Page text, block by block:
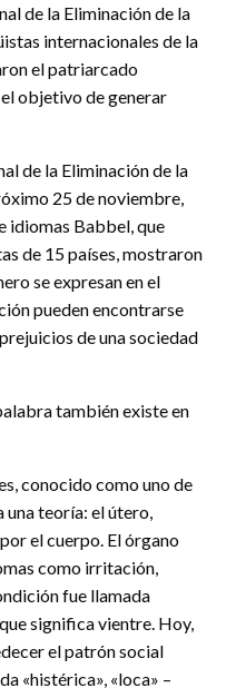
de la Eliminación de la
internacionales de la
el patriarcado
objetivo de generar
de la Eliminación de la
25 de noviembre,
idiomas Babbel, que
de 15 países, mostraron
se expresan en el
pueden encontrarse
de una sociedad
también existe en
conocido como uno de
una teoría: el útero,
el cuerpo. El órgano
como irritación,
fue llamada
significa vientre. Hoy,
el patrón social
«histérica», «loca» –